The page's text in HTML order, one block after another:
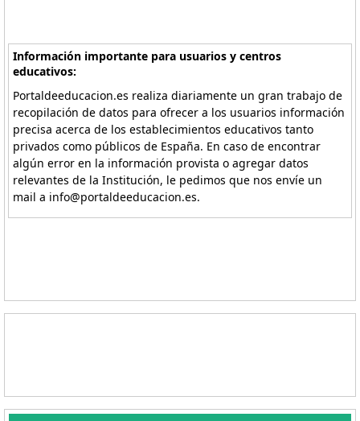
Información importante para usuarios y centros
educativos:
Portaldeeducacion.es realiza diariamente un gran trabajo de
recopilación de datos para ofrecer a los usuarios información
precisa acerca de los establecimientos educativos tanto
privados como públicos de España. En caso de encontrar
algún error en la información provista o agregar datos
relevantes de la Institución, le pedimos que nos envíe un
mail a info@portaldeeducacion.es.